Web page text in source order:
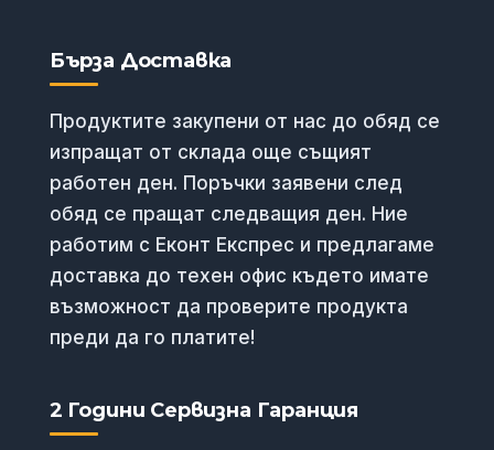
Бърза Доставка
Продуктите закупени от нас до обяд се
изпращат от склада още същият
работен ден. Поръчки заявени след
обяд се пращат следващия ден. Ние
работим с Еконт Експрес и предлагаме
доставка до техен офис където имате
възможност да проверите продукта
преди да го платите!
2 Години Сервизна Гаранция